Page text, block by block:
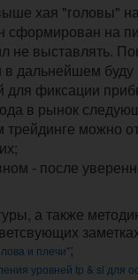
хая "головы"
сформирован на
не выставлять.
в дальнейшем
для фиксации
в рынок
трейдинге можно
- после
а также
и плечи";
уровней tp & sl для